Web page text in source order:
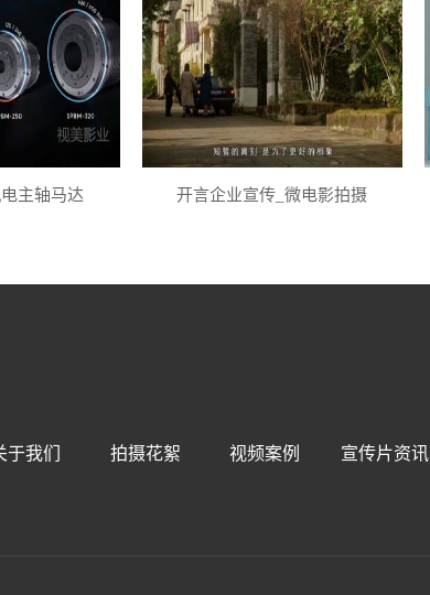
主轴马达 开言企业宣传_微电影拍摄
于我们 拍摄花絮 视频案例 宣传片资讯